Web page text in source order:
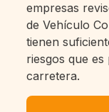
empresas
de Vehículo
tienen
riesgos que
carretera.